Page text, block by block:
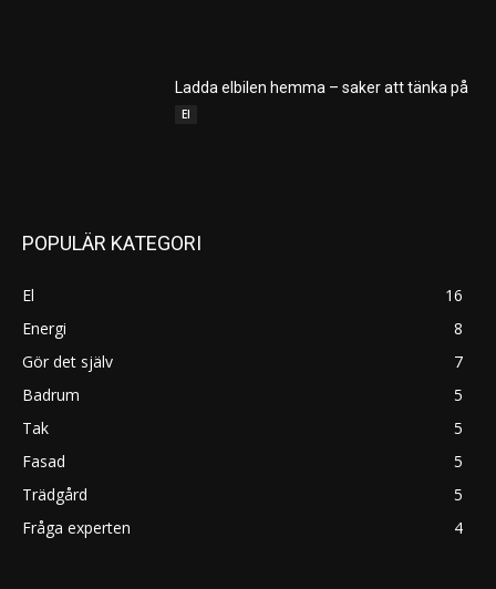
Ladda elbilen hemma – saker att tänka på
El
POPULÄR KATEGORI
El
16
Energi
8
Gör det själv
7
Badrum
5
Tak
5
Fasad
5
Trädgård
5
Fråga experten
4